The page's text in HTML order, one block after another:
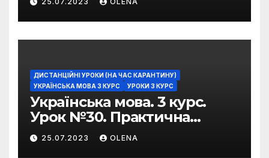
фразеологізмів
ДИСТАНЦІЙНІ УРОКИ (НА ЧАС КАРАНТИНУ)
УКРАЇНСЬКА МОВА 3 КУРС
УРОКИ 3 КУРС
Українська мова. 3 курс.
Урок №30. Практична
риторика. Оцінювальні
жанри. Характеристика
25.07.2023 OLENA